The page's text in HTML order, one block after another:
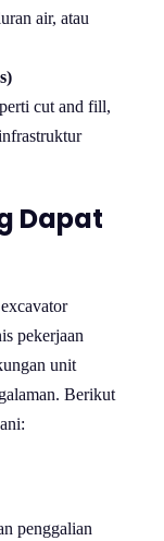
air, atau
cut and fill,
Dapat
pekerjaan
unit
Berikut
penggalian